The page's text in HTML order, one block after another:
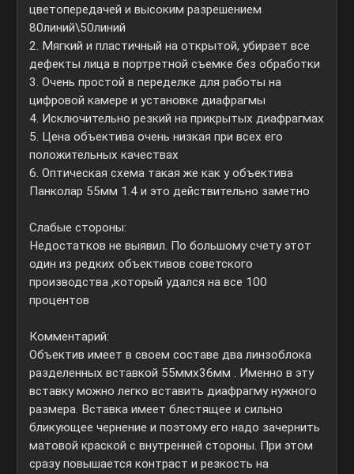
цветопередачей и высоким разрешением
80линий\50линий
2. Мягкий и пластичный на открытой, убирает все
дефекты лица в портретной съемке без обработки
3. Очень простой в переделке для работы на
цифровой камере и установке диафрагмы
4. Исключительно резкий на прикрытых диафрагмах
5. Цена объектива очень низкая при всех его
положительных качествах
6. Оптическая схема такая же как у объектива
Панколар 55мм 1.4 и это действительно заметно
Слабые стороны:
Недостатков не выявил. По большому счету этот
один из редких объективов советского
производства ,который удался на все 100
процентов
Комментарий:
Объектив имеет в своем составе два линзоблока
разделенных вставкой 55ммх36мм . Именно в эту
вставку можно легко вставить диафрагму нужного
размера. Вставка имеет блестящее и сильно
бликующее чернение и поэтому его надо зачернить
матовой краской с внутренней стороны. При этом
сразу повышается контраст и резкость на